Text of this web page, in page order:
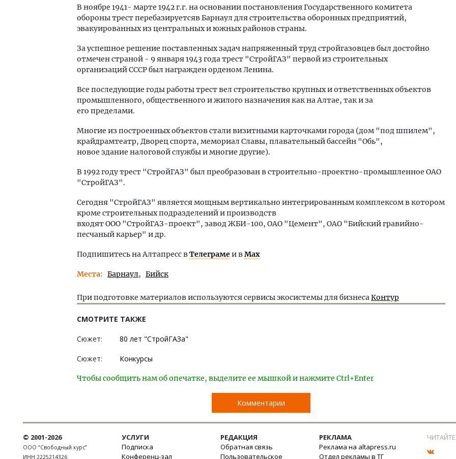
В ноябре 1941- марте 1942 г.г. на основании постановления Государственного комитета
обороны трест перебазируетсяв Барнаул для строительства оборонных предприятий,
эвакуированных из центральных и южных районов страны.
За успешное решение поставленных задач напряженный труд стройгазовцев был достойно
отмечен страной - 9 января 1943 года трест "СтройГАЗ" первой из строительных
организаций СССР был награжден орденом Ленина.
Все последующие годы работы трест вел строительство крупных и ответственных объектов
промышленного, общественного и жилого назначения как на Алтае, так и за
его пределами.
Многие из построенных объектов стали визитными карточками города (дом "под шпилем",
крайдрамтеатр, Дворец спорта, мемориал Славы, плавательный бассейн "Обь",
новое здание налоговой службы и многие другие).
В 1992 году трест "СтройГАЗ" был преобразован в строительно-проектно-промышленное ОАО
"СтройГАЗ".
Сегодня "СтройГАЗ" является мощным вертикально интегрированным комплексом в котором
кроме строительных подразделений и производств
входят ООО "СтройГАЗ-проект", завод ЖБИ-100, ОАО "Цемент", ОАО "Бийский гравийно-
песчаный карьер" и др.
Подпишитесь на Алтапресс вТелеграмеи вMax
Места Барнаул Бийск
При подготовке материалов используются сервисы экосистемы для бизнесаКонтур
СМОТРИТЕ ТАКЖЕ
Сюжет: 80 лет "СтройГАЗа"
Сюжет: Конкурсы
Чтобы сообщить нам об опечатке, выделите ее мышкой и нажмите Ctrl+Enter
Комментарии
© 2001-2026
ООО “Свободный курс”
ИНН 2225214326
УСЛУГИ
Подписка
Конференц-зал
РЕДАКЦИЯ
Обратная связь
Пользовательское
РЕКЛАМА
Реклама на altapress.ru
Отдел рекламы в ТГ